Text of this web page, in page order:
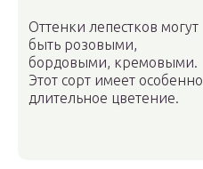
Оттенки лепестков могут
быть розовыми,
бордовыми, кремовыми.
Этот сорт имеет особенно
длительное цветение.